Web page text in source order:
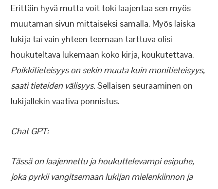
Erittäin hyvä mutta voit toki laajentaa sen myös
muutaman sivun mittaiseksi samalla. Myös laiska
lukija tai vain yhteen teemaan tarttuva olisi
houkuteltava lukemaan koko kirja, koukutettava.
Poikkitieteisyys on sekin muuta kuin monitieteisyys,
saati tieteiden välisyys.Sellaisen seuraaminen on
lukijallekin vaativa ponnistus.
Chat GPT:
Tässä on laajennettu ja houkuttelevampi esipuhe,
joka pyrkii vangitsemaan lukijan mielenkiinnon ja